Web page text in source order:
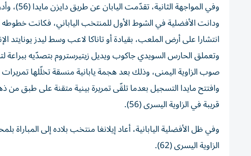
وفي المواجهة الثانية، تقدّمت اليابان عن طريق دايزن مايدا (56)، وأدرك أنتوني إيلانغا التعادل للسويد (62).
ودانت الأفضلية في الشوط الأول للمنتخب الياباني، فكانت خطوطه
انتشارا على أرض الملعب، بقيادة أو تاناكا لاعب وسط ليدز يونايتد
وتعملق الحارس السويدي جاكوب ويديل زيتيرستروم بتصدّيه ببراعة
صوب الزاوية اليمنى، وذلك بعد هجمة يابانية منسقة تخلّلها تمريرات
وافتتح مايدا التسجيل بعدما تلقّى تمريرة بينية متقنة على طبق
قريبة في الزاوية اليسرى (56).
وفي ظل الأفضلية اليابانية، أعاد إيلانغا منتخب بلاده إلى
الزاوية اليسرى (62).